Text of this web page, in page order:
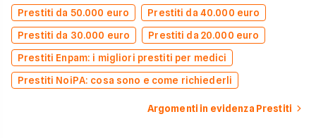
Prestiti da 50.000 euro
Prestiti da 40.000 euro
Prestiti da 30.000 euro
Prestiti da 20.000 euro
Prestiti Enpam: i migliori prestiti per medici
Prestiti NoiPA: cosa sono e come richiederli
Argomenti in evidenza Prestiti